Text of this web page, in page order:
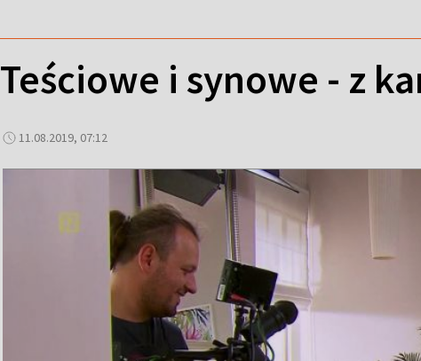
Teściowe i synowe - z
11.08.2019, 07:12